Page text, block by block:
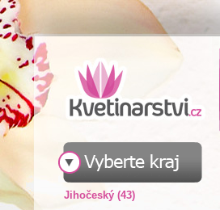
Jihočeský (43)